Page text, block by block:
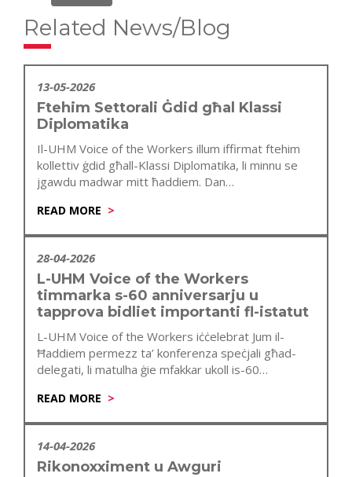
Related News/Blog
13-05-2026
Ftehim Settorali Ġdid għal Klassi
Diplomatika
Il-UHM Voice of the Workers illum iffirmat ftehim
kollettiv ġdid għall-Klassi Diplomatika, li minnu se
jgawdu madwar mitt ħaddiem. Dan…
READ MORE
28-04-2026
L-UHM Voice of the Workers
timmarka s-60 anniversarju u
tapprova bidliet importanti fl-istatut
L-UHM Voice of the Workers iċċelebrat Jum il-
Ħaddiem permezz ta’ konferenza speċjali għad-
delegati, li matulha ġie mfakkar ukoll is-60
READ MORE
14-04-2026
Rikonoxximent u Awguri